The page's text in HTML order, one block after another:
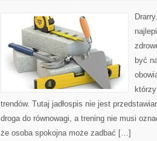
być
trendów. Tutaj jadłospis nie jest
droga do równowagi, a trening nie musi
że osoba spokojna może zadbać […]